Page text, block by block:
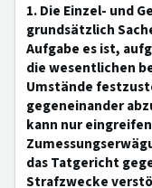
1. Die Einzel- und
grundsätzlich
Aufgabe es ist,
die wesentlichen
Umstände
gegeneinander
kann nur
das Tatgericht
Strafzwecke